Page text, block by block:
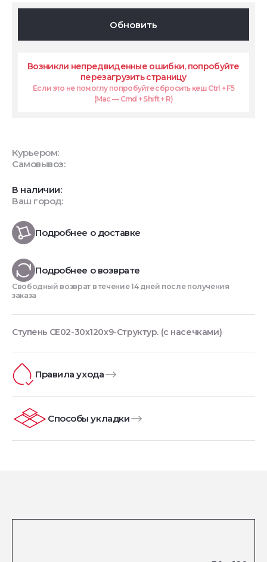
Обновить
Возникли непредвиденные ошибки, попробуйте
перезагрузить страницу
Если это не помоглу попробуйте сбросить кеш Ctrl + F5
(Mac — Cmd + Shift + R)
Курьером:
Самовывоз:
В наличии:
Ваш город:
Подробнее о доставке
Подробнее о возврате
Свободный возврат в течение 14 дней после получения
заказа
Ступень CE02-30x120x9-Структур. (с насечками)
Правила ухода
Способы укладки